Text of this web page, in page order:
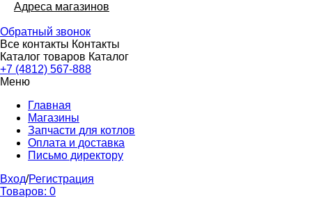
Адреса магазинов
Обратный звонок
Все контакты Контакты
Каталог товаров Каталог
+7 (4812) 567-888
Меню
Главная
Магазины
Запчасти для котлов
Оплата и доставка
Письмо директору
Вход/Регистрация
Товаров: 0